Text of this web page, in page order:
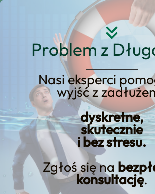
Problem z
Nasi eksperci
wyjść z
dyskretne,
skutecznie
i bez stresu.
Zgłoś się na
konsultację.
Przejdź
Bank rozwiązuje
pożyczki: Co się
dalej